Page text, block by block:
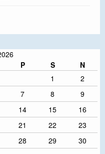
P S
N
1
2
7 8
9
14 15
16
21 22
23
28 29
30